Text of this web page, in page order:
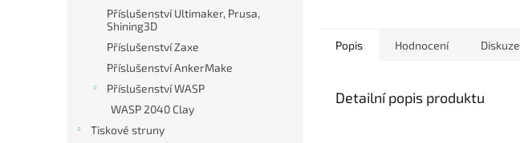
Příslušenství Ultimaker, Prusa,
Shining3D
Příslušenství Zaxe
Příslušenství AnkerMake
Příslušenství WASP
WASP 2040 Clay
Tiskové struny
Popis Hodnocení Diskuze
Detailní popis produktu